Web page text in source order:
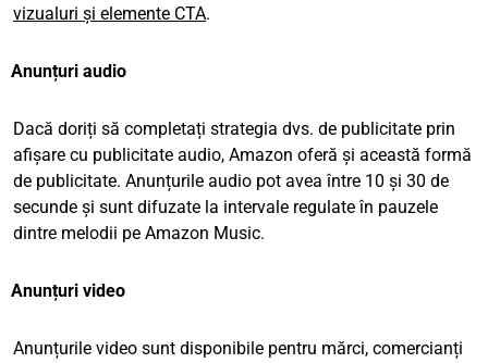
vizualuri și elemente CTA.
Anunțuri audio
Dacă doriți să completați strategia dvs. de publicitate prin
afișare cu publicitate audio, Amazon oferă și această formă
de publicitate. Anunțurile audio pot avea între 10 și 30 de
secunde și sunt difuzate la intervale regulate în pauzele
dintre melodii pe Amazon Music.
Anunțuri video
Anunțurile video sunt disponibile pentru mărci, comercianți